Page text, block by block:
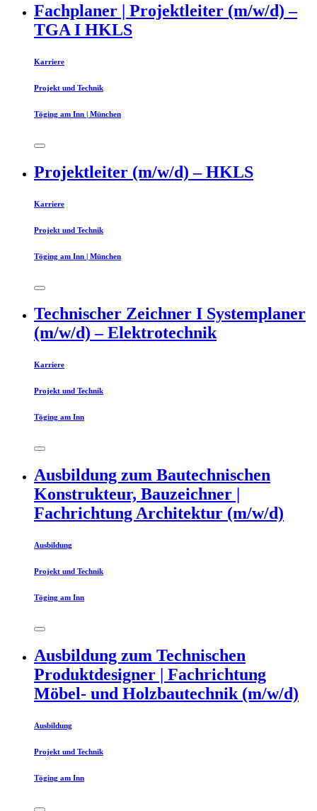
Fachplaner | Projektleiter (m/w/d) –
TGA I HKLS
Karriere
Projekt und Technik
Töging am Inn | München
Projektleiter (m/w/d) – HKLS
Karriere
Projekt und Technik
Töging am Inn | München
Technischer Zeichner I Systemplaner
(m/w/d) – Elektrotechnik
Karriere
Projekt und Technik
Töging am Inn
Ausbildung zum Bautechnischen
Konstrukteur, Bauzeichner |
Fachrichtung Architektur (m/w/d)
Ausbildung
Projekt und Technik
Töging am Inn
Ausbildung zum Technischen
Produktdesigner | Fachrichtung
Möbel- und Holzbautechnik (m/w/d)
Ausbildung
Projekt und Technik
Töging am Inn